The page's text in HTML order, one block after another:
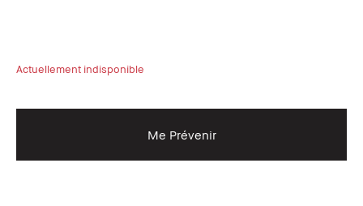
Actuellement indisponible
Me Prévenir